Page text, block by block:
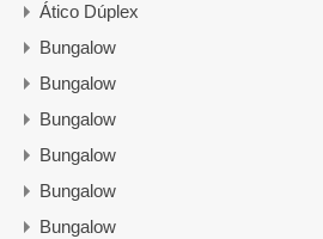
Ático Dúplex
Bungalow
Bungalow
Bungalow
Bungalow
Bungalow
Bungalow